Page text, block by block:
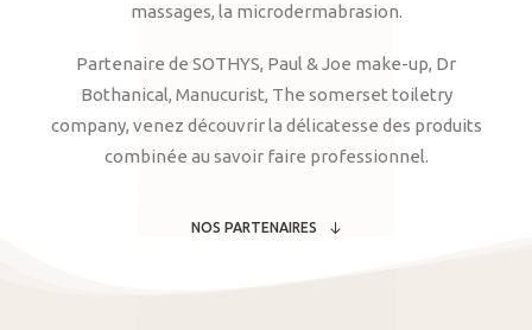
massages, la microdermabrasion.
Partenaire de SOTHYS, Paul & Joe make-up, Dr
Bothanical, Manucurist, The somerset toiletry
company, venez découvrir la délicatesse des produits
combinée au savoir faire professionnel.
NOS PARTENAIRES